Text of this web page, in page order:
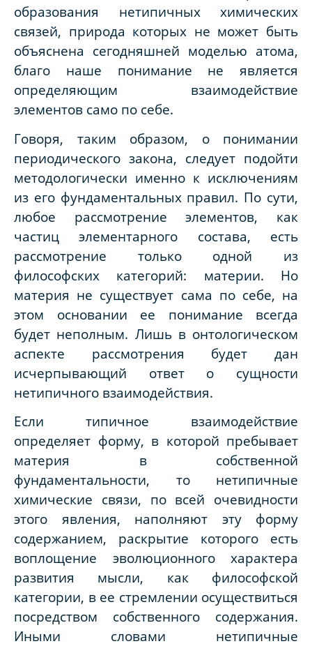
образования нетипичных химических
связей, природа которых не может быть
объяснена сегодняшней моделью атома,
благо наше понимание не является
определяющим взаимодействие
элементов само по себе.
Говоря, таким образом, о понимании
периодического закона, следует подойти
методологически именно к исключениям
из его фундаментальных правил. По сути,
любое рассмотрение элементов, как
частиц элементарного состава, есть
рассмотрение только одной из
философских категорий: материи. Но
материя не существует сама по себе, на
этом основании ее понимание всегда
будет неполным. Лишь в онтологическом
аспекте рассмотрения будет дан
исчерпывающий ответ о сущности
нетипичного взаимодействия.
Если типичное взаимодействие
определяет форму, в которой пребывает
материя в собственной
фундаментальности, то нетипичные
химические связи, по всей очевидности
этого явления, наполняют эту форму
содержанием, раскрытие которого есть
воплощение эволюционного характера
развития мысли, как философской
категории, в ее стремлении осуществиться
посредством собственного содержания.
Иными словами нетипичные